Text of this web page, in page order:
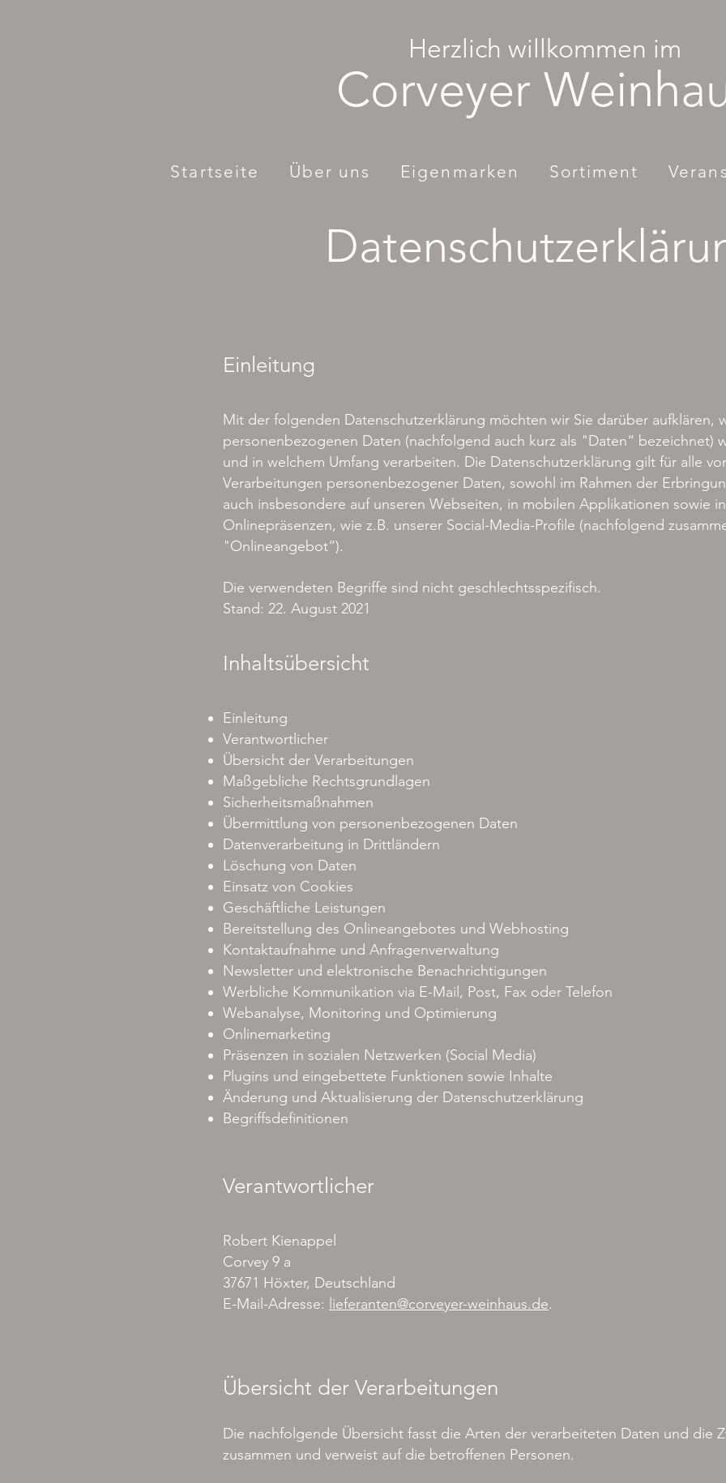
Herzlich willkommen im
Corveyer
Startseite Über uns Eigenmarken Sortiment
Einleitung
Mit der folgenden Datenschutzerklärung möchten wir Sie darüber aufklären,
personenbezogenen Daten (nachfolgend auch kurz als "Daten“ bezeichnet)
und in welchem Umfang verarbeiten. Die Datenschutzerklärung gilt für alle
Verarbeitungen personenbezogener Daten, sowohl im Rahmen der
auch insbesondere auf unseren Webseiten, in mobilen Applikationen sowie
Onlinepräsenzen, wie z.B. unserer Social-Media-Profile (nachfolgend
"Onlineangebot“).
Die verwendeten Begriffe sind nicht geschlechtsspezifisch.
Stand: 22. August 2021
Inhaltsübersicht
Einleitung
Verantwortlicher
Übersicht der Verarbeitungen
Maßgebliche Rechtsgrundlagen
Sicherheitsmaßnahmen
Übermittlung von personenbezogenen Daten
Datenverarbeitung in Drittländern
Löschung von Daten
Einsatz von Cookies
Geschäftliche Leistungen
Bereitstellung des Onlineangebotes und Webhosting
Kontaktaufnahme und Anfragenverwaltung
Newsletter und elektronische Benachrichtigungen
Werbliche Kommunikation via E-Mail, Post, Fax oder Telefon
Webanalyse, Monitoring und Optimierung
Onlinemarketing
Präsenzen in sozialen Netzwerken (Social Media)
Plugins und eingebettete Funktionen sowie Inhalte
Änderung und Aktualisierung der Datenschutzerklärung
Begriffsdefinitionen
Verantwortlicher
Robert Kienappel
Corvey 9 a
37671 Höxter, Deutschland
E-Mail-Adresse: lieferanten@corveyer-weinhaus.de.
Übersicht der Verarbeitungen
Die nachfolgende Übersicht fasst die Arten der verarbeiteten Daten und die
zusammen und verweist auf die betroffenen Personen.